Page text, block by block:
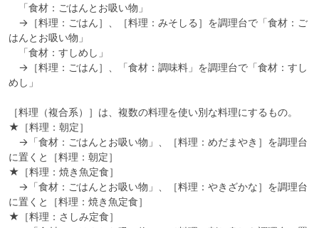
「食材：ごはんとお吸い物」
→［料理：ごはん］、［料理：みそしる］を調理台で「食材：ご
はんとお吸い物」
「食材：すしめし」
→［料理：ごはん］、「食材：調味料」を調理台で「食材：すし
めし」
［料理（複合系）］は、複数の料理を使い別な料理にするもの。
★［料理：朝定］
→「食材：ごはんとお吸い物」、［料理：めだまやき］を調理台
に置くと［料理：朝定］
★［料理：焼き魚定食］
→「食材：ごはんとお吸い物」、［料理：やきざかな］を調理台
に置くと［料理：焼き魚定食］
★［料理：さしみ定食］